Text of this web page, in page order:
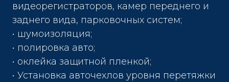
видеорегистраторов, камер переднего и
заднего вида, парковочных систем;
• шумоизоляция;
• полировка авто;
• оклейка защитной пленкой;
• Установка авточехлов уровня перетяжки